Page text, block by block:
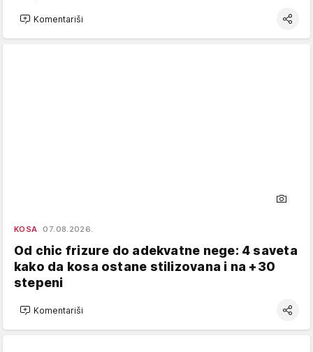
Komentariši
KOSA 07.08.2026.
Od chic frizure do adekvatne nege: 4 saveta
kako da kosa ostane stilizovana i na +30
stepeni
Komentariši